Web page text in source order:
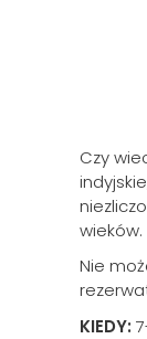
Czy
wieków.
Nie
KIEDY: